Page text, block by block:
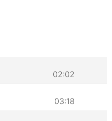
02:02
03:18